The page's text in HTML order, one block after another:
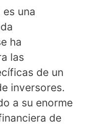
es una
ha
las
de un
inversores.
a su enorme
de